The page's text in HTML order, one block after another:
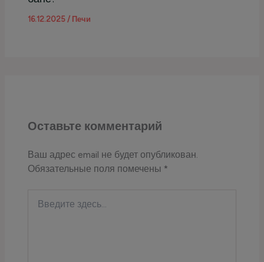
16.12.2025/ Печи
Оставьте комментарий
Ваш адрес email не будет опубликован.
Обязательные поля помечены *
здесь...